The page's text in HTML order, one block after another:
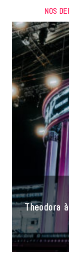
NOS
Theodora